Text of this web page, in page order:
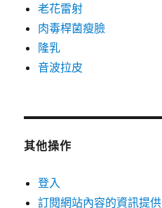
老花雷射
肉毒桿菌瘦臉
隆乳
音波拉皮
其他操作
登入
訂閱網站內容的資訊提供